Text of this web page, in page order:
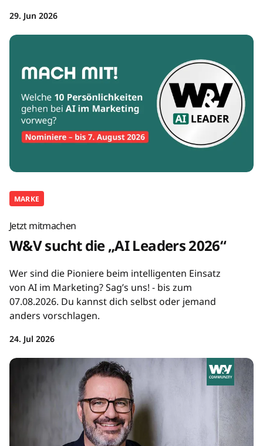
29. Jun 2026
MARKE
Jetzt mitmachen
W&V sucht die „AI Leaders 2026“
Wer sind die Pioniere beim intelligenten Einsatz
von AI im Marketing? Sag’s uns! - bis zum
07.08.2026. Du kannst dich selbst oder jemand
anders vorschlagen.
24. Jul 2026